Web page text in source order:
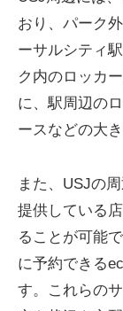
おり、パーク
ーサルシティ
ク内のロッカ
に、駅周辺の
ースなどの大
また、USJの
提供している
ることが可能
に予約できる
す。これらの